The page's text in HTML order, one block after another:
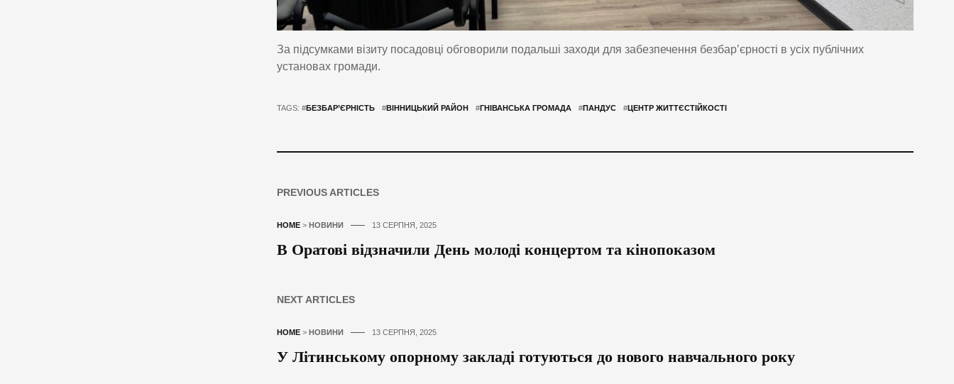
За підсумками візиту посадовці обговорили подальші заходи для забезпечення безбар’єрності в усіх публічних
установах громади.
TAGS: #БЕЗБАР’ЄРНІСТЬ #ВІННИЦЬКИЙ РАЙОН #ГНІВАНСЬКА ГРОМАДА #ПАНДУС #ЦЕНТР ЖИТТЄСТІЙКОСТІ
PREVIOUS ARTICLES
HOME> НОВИНИ 13 СЕРПНЯ, 2025
В Оратові відзначили День молоді концертом та кінопоказом
NEXT ARTICLES
HOME> НОВИНИ 13 СЕРПНЯ, 2025
У Літинському опорному закладі готуються до нового навчального року